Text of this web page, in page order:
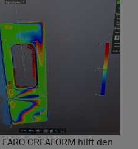
CREAFORM hilft den